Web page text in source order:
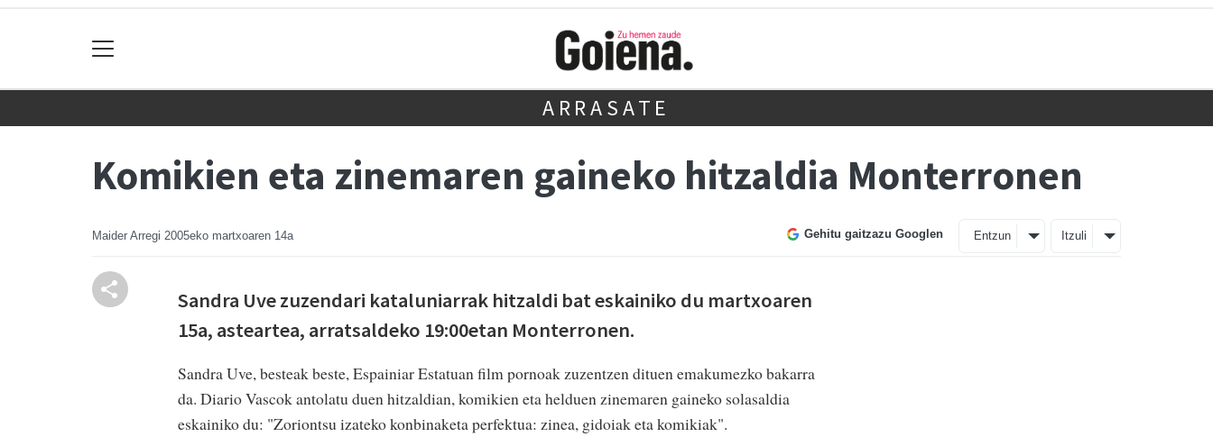
ARRASATE
Komikien eta zinemaren gaineko hitzaldia Monterronen
Maider Arregi 2005eko martxoaren 14a Gehitu gaitzazu Googlen Entzun Itzuli
Sandra Uve zuzendari kataluniarrak hitzaldi bat eskainiko du martxoaren
15a, asteartea, arratsaldeko 19:00etan Monterronen.
Sandra Uve, besteak beste, Espainiar Estatuan film pornoak zuzentzen dituen emakumezko bakarra
da. Diario Vascok antolatu duen hitzaldian, komikien eta helduen zinemaren gaineko solasaldia
eskainiko du: "Zoriontsu izateko konbinaketa perfektua: zinea, gidoiak eta komikiak".